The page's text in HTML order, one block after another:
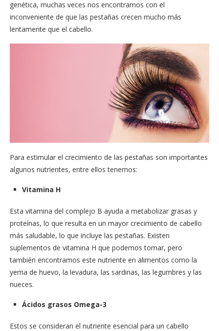
genética, muchas veces nos encontramos con el
inconveniente de que las pestañas crecen mucho más
lentamente que el cabello.
Para estimular el crecimiento de las pestañas son importantes
algunos nutrientes, entre ellos tenemos:
Vitamina H
Esta vitamina del complejo B ayuda a metabolizar grasas y
proteínas, lo que resulta en un mayor crecimiento de cabello
más saludable, lo que incluye las pestañas. Existen
suplementos de vitamina H que podemos tomar, pero
también encontramos este nutriente en alimentos como la
yema de huevo, la levadura, las sardinas, las legumbres y las
nueces.
Ácidos grasos Omega-3
Estos se consideran el nutriente esencial para un cabello